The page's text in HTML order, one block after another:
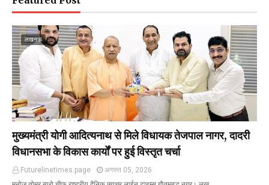
लखनऊ
मुख्यमंत्री योगी आदित्यनाथ से मिले विधायक तेजपाल नागर, दादरी
विधानसभा के विकास कार्यों पर हुई विस्तृत चर्चा
Futurelinetimes.page
अगस्त 05, 2026